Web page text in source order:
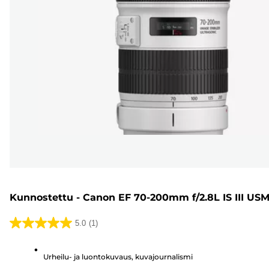
Kunnostettu - Canon EF 70-200mm f/2.8L IS III USM
5.0 (1)
5.0/5
Urheilu- ja luontokuvaus, kuvajournalismi